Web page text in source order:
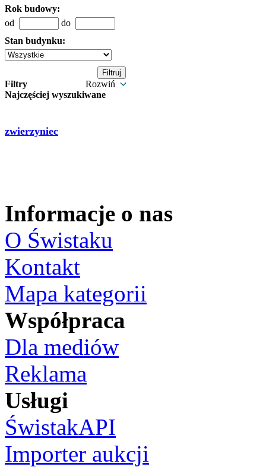
Rok budowy:
od
do
Stan budynku:
Filtry
Rozwiń
Najczęściej wyszukiwane
zwierzyniec
Informacje o nas
O Świstaku
Kontakt
Mapa kategorii
Współpraca
Dla mediów
Reklama
Usługi
ŚwistakAPI
Importer aukcji